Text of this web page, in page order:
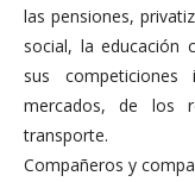
las pensiones,
social, la educación
sus
mercados, de los
transporte.
Compañeros y